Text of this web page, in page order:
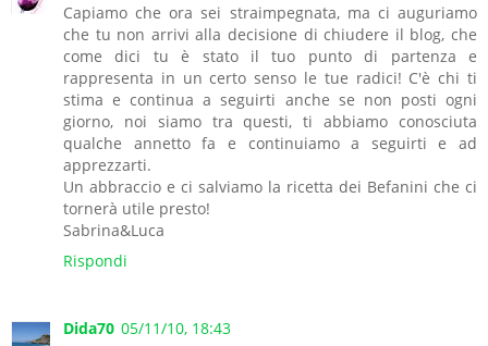
Capiamo che ora sei straimpegnata, ma ci auguriamo
che tu non arrivi alla decisione di chiudere il blog, che
come dici tu è stato il tuo punto di partenza e
rappresenta in un certo senso le tue radici! C'è chi ti
stima e continua a seguirti anche se non posti ogni
giorno, noi siamo tra questi, ti abbiamo conosciuta
qualche annetto fa e continuiamo a seguirti e ad
apprezzarti.
Un abbraccio e ci salviamo la ricetta dei Befanini che ci
tornerà utile presto!
Sabrina&Luca
Rispondi
Dida70 05/11/10, 18:43